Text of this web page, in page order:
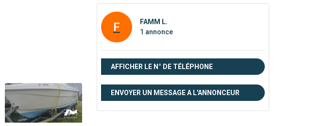
F
FAMM L.
1 annonce
AFFICHER LE N° DE TÉLÉPHONE
ENVOYER UN MESSAGE A L'ANNONCEUR